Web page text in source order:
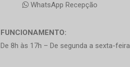
WhatsApp Recepção
FUNCIONAMENTO:
De 8h às 17h – De segunda a sexta-feira